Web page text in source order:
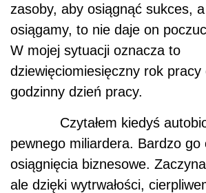
zasoby, aby osiągnąć sukces,
osiągamy, to nie daje on
W mojej sytuacji oznacza to
dziewięciomiesięczny rok pracy
godzinny dzień pracy.
Czytałem kiedyś
pewnego miliardera. Bardzo go
osiągnięcia biznesowe.
ale dzięki wytrwałości,